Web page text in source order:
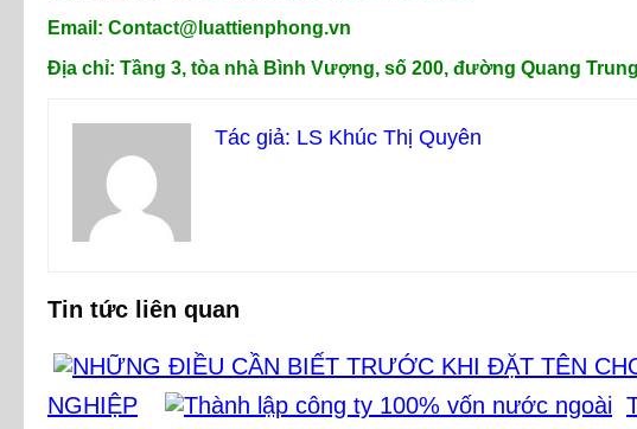
Email: Contact@luattienphong.vn
Địa chỉ: Tầng 3, tòa nhà Bình Vượng, số 200, đường Quang
Tác giả: LS Khúc Thị Quyên
Tin tức liên quan
NGHIỆP